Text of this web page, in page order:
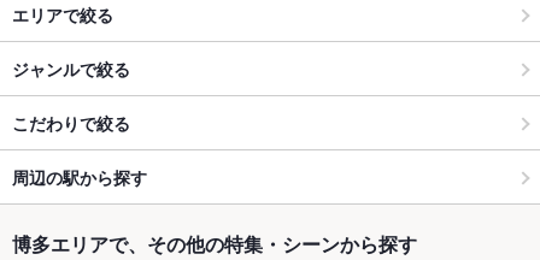
エリアで絞る
ジャンルで絞る
こだわりで絞る
周辺の駅から探す
博多エリアで、その他の特集・シーンから探す